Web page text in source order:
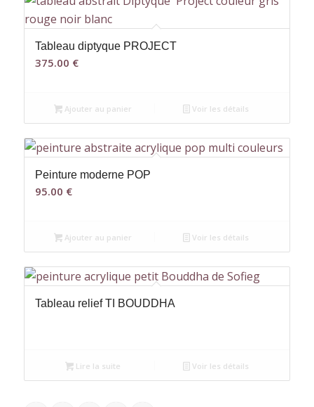
Tableau diptyque PROJECT
375.00 €
Ajouter au panier Voir les détails
Peinture moderne POP
95.00 €
Ajouter au panier Voir les détails
Tableau relief TI BOUDDHA
Lire la suite Voir les détails